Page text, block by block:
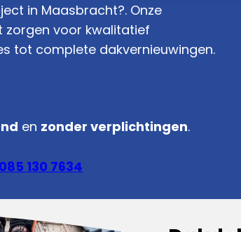
in Maasbracht?. Onze
zorgen voor kwalitatief
tot complete dakvernieuwingen.
en zonder verplichtingen.
085 130 7634